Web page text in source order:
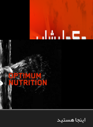
اینجا هستید